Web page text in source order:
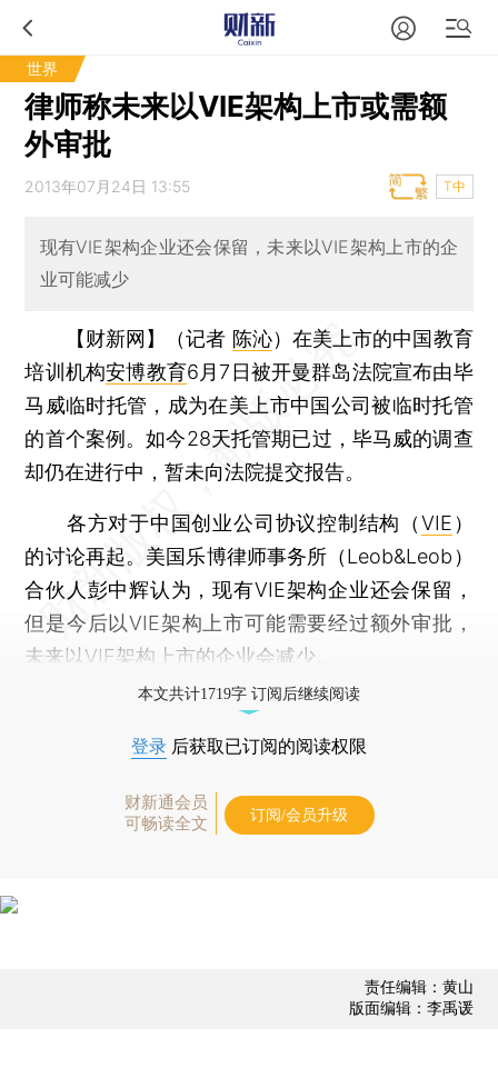
世界
律师称未来以VIE架构上市或需额
外审批
2013年07月24日 13:55 T中
现有VIE架构企业还会保留，未来以VIE架构上市的企
业可能减少
【财新网】（记者 陈沁） 在美上市的中国教育
培训机构安博教育6月7日被开曼群岛法院宣布由毕
马威临时托管，成为在美上市中国公司被临时托管
的首个案例。如今28天托管期已过，毕马威的调查
却仍在进行中，暂未向法院提交报告。
各方对于中国创业公司协议控制结构（VIE ）
的讨论再起。美国乐博律师事务所（Leob&Leob）
合伙人彭中辉认为，现有VIE架构企业还会保留，
但是今后以VIE架构上市可能需要经过额外审批，
未来以VIE架构上市的企业会减少。
本文共计1719字 订阅后继续阅读
登录 后获取已订阅的阅读权限
财新通会员
可畅读全文
订阅/会员升级
责任编辑：黄山
版面编辑：李禹谖